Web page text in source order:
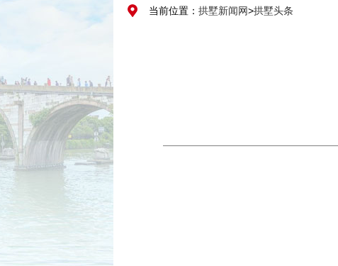
当前位置： 拱墅新闻网>拱墅头条